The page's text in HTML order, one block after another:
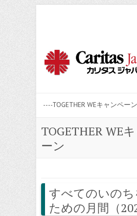
TOGETHER WE
ーン
すべてのいのち
ための月間（